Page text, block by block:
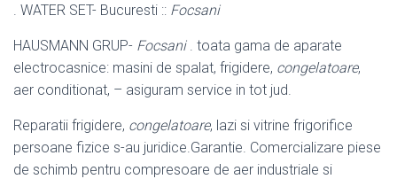
. WATER SET- Bucuresti :: Focsani
HAUSMANN GRUP- Focsani. toata gama de aparate
electrocasnice: masini de spalat, frigidere, congelatoare,
aer conditionat, – asiguram service in tot jud.
Reparatii frigidere, congelatoare, lazi si vitrine frigorifice
persoane fizice s-au juridice.Garantie. Comercializare piese
de schimb pentru compresoare de aer industriale si